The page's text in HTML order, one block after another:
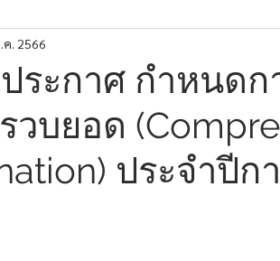
ระกาศ กำหนด
วบยอด
ประจำปีก
ค. 2566